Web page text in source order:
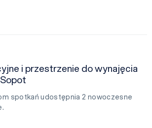
i przestrzenie do wynajęcia
spotkań udostępnia 2 nowoczesne